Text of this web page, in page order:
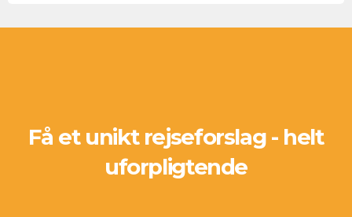
Få et unikt rejseforslag - helt
uforpligtende